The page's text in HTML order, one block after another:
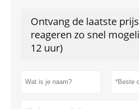
Ontvang de laatste
reageren zo snel
12 uur)